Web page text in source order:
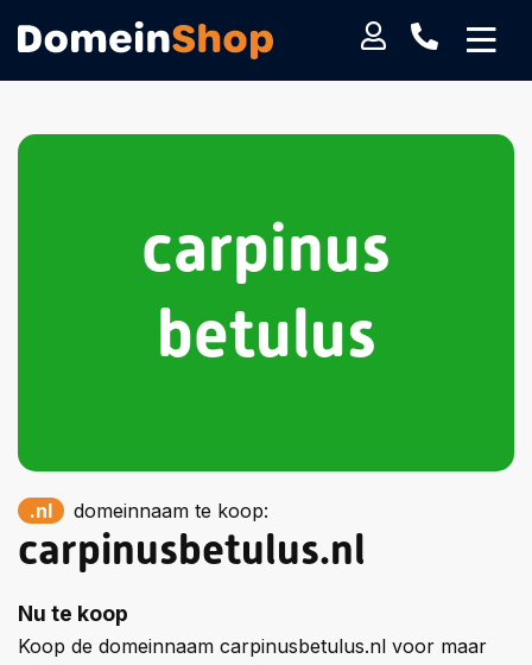
carpinus
betulus
.nl domeinnaam te koop:
carpinusbetulus.nl
Nu te koop
Koop de domeinnaam carpinusbetulus.nl voor maar